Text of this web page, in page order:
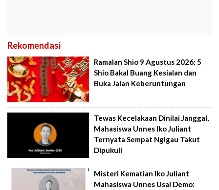
Rekomendasi
Ramalan Shio 9 Agustus 2026: 5
Shio Bakal Buang Kesialan dan
Buka Jalan Keberuntungan
Tewas Kecelakaan Dinilai Janggal,
Mahasiswa Unnes Iko Juliant
Ternyata Sempat Ngigau Takut
Dipukuli
Misteri Kematian Iko Juliant
Mahasiswa Unnes Usai Demo: